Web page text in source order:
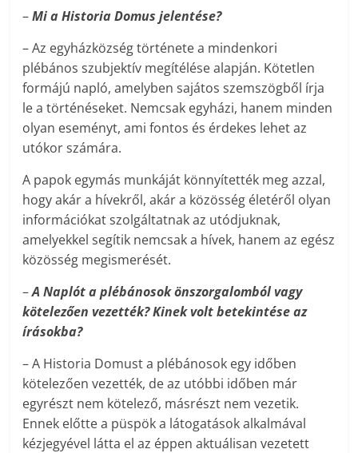
–Mi a Historia Domus jelentése?
– Az egyházközség története a mindenkori
plébános szubjektív megítélése alapján. Kötetlen
formájú napló, amelyben sajátos szemszögből írja
le a történéseket. Nemcsak egyházi, hanem minden
olyan eseményt, ami fontos és érdekes lehet az
utókor számára.
A papok egymás munkáját könnyítették meg azzal,
hogy akár a hívekről, akár a közösség életéről olyan
információkat szolgáltatnak az utódjuknak,
amelyekkel segítik nemcsak a hívek, hanem az egész
közösség megismerését.
–A Naplót a plébánosok önszorgalomból vagy
kötelezően vezették? Kinek volt betekintése az
írásokba?
– A Historia Domust a plébánosok egy időben
kötelezően vezették, de az utóbbi időben már
egyrészt nem kötelező, másrészt nem vezetik.
Ennek előtte a püspök a látogatások alkalmával
kézjegyével látta el az éppen aktuálisan vezetett